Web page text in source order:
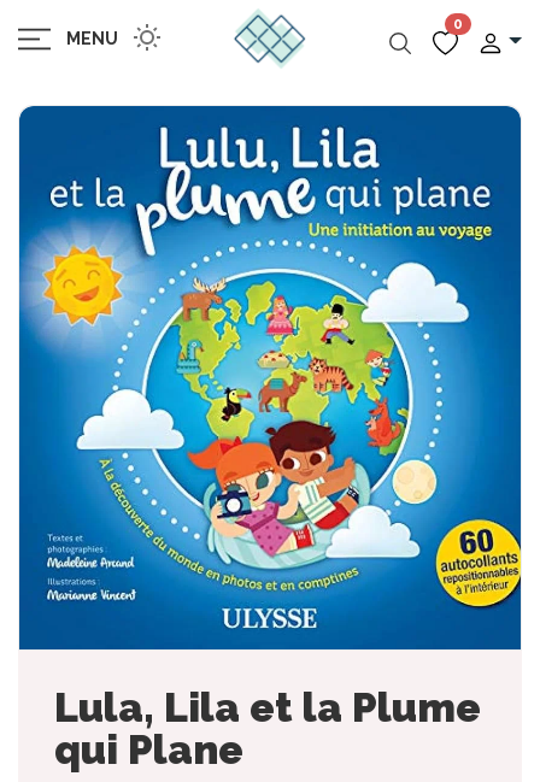
MENU
0
Lula, Lila et la Plume
qui Plane